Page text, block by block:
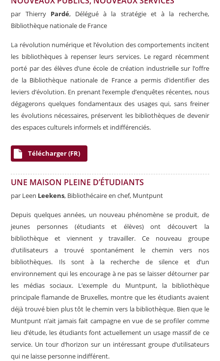
par ThierryPardé, Délégué à la stratégie et à la recherche,
Bibliothèque nationale de France
La révolution numérique et l’évolution des comportements incitent
les bibliothèques à repenser leurs services. Le regard récemment
porté par des élèves d’une école de création industrielle sur l’offre
de la Bibliothèque nationale de France a permis d’identifier des
leviers d’évolution. En prenant l’exemple d’enquêtes récentes, nous
dégagerons quelques fondamentaux des usages qui, sans freiner
les évolutions nécessaires, préservent les bibliothèques de devenir
des espaces culturels informels et indifférenciés.
Télécharger (FR)
UNE MAISON PLEINE D’ÉTUDIANTS
par Leen Leekens, Bibliothécaire en chef, Muntpunt
Depuis quelques années, un nouveau phénomène se produit, de
jeunes personnes (étudiants et élèves) ont découvert la
bibliothèque et viennent y travailler. Ce nouveau groupe
d’utilisateurs a trouvé spontanément le chemin vers nos
bibliothèques. Ils sont à la recherche de silence et d’un
environnement qui les encourage à ne pas se laisser détourner par
les médias sociaux. L’exemple du Muntpunt, la bibliothèque
principale flamande de Bruxelles, montre que les étudiants avaient
déjà trouvé bien plus tôt le chemin vers la bibliothèque. Bien que le
Muntpunt n’ait jamais fait campagne en vue de se profiler comme
lieu d’étude, les étudiants font actuellement un usage massif de ce
service. Un tour d’horizon sur un intéressant groupe d’utilisateurs
qui ne laisse personne indifférent.